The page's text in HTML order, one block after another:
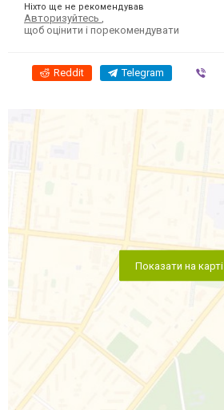
Ніхто ще не рекомендував
Авторизуйтесь
щоб оцінити і порекомендувати
Reddit Telegram
Показати на карті